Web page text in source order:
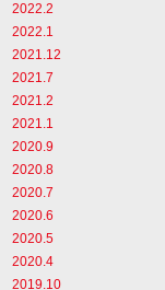
2022.2
2022.1
2021.12
2021.7
2021.2
2021.1
2020.9
2020.8
2020.7
2020.6
2020.5
2020.4
2019.10